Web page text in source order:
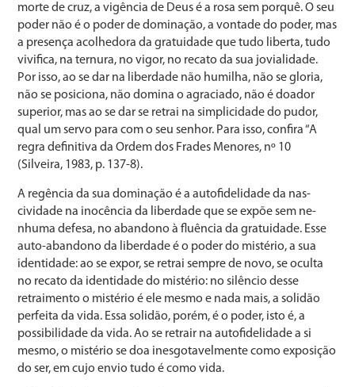
morte de cruz, a vigência de Deus é a rosa sem porquê. O seu
poder não é o poder de dominação, a vontade do poder, mas
a presença acolhedora da gratuidade que tudo liberta, tudo
vivifica, na ternura, no vigor, no recato da sua jovialidade.
Por isso, ao se dar na liberdade não hu­milha, não se gloria,
não se posiciona, não domina o agra­ciado, não é doador
superior, mas ao se dar se retrai na simplicidade do pudor,
qual um servo para com o seu se­nhor. Para isso, confira “A
regra definitiva da Ordem dos Frades Menores, nº 10
(Silveira, 1983, p. 137-8).
A regência da sua dominação é a autofidelidade da nas­
cividade na inocência da liberdade que se expõe sem ne­
nhuma defesa, no abandono à fluência da gratuidade. Esse
auto-abandono da liberdade é o poder do mistério, a sua
identidade: ao se expor, se retrai sempre de novo, se ocul­ta
no recato da identidade do mistério: no silêncio desse
retraimento o mistério é ele mesmo e nada mais, a soli­dão
perfeita da vida. Essa solidão, porém, é o poder, isto é, a
possibilidade da vida. Ao se retrair na autofidelidade a si
mesmo, o mistério se doa inesgotavelmente como expo­sição
do ser, em cujo envio tudo é como vida.